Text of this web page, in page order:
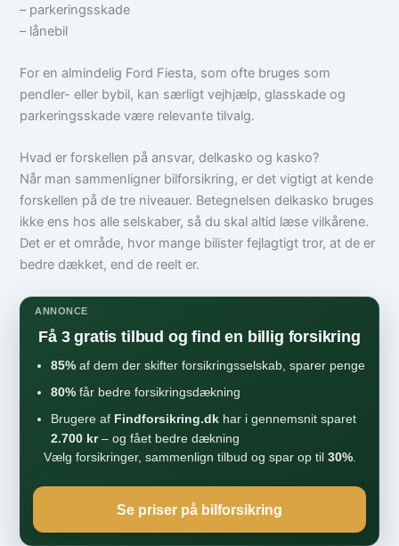
– parkeringsskade
– lånebil
For en almindelig Ford Fiesta, som ofte bruges som
pendler- eller bybil, kan særligt vejhjælp, glasskade og
parkeringsskade være relevante tilvalg.
Hvad er forskellen på ansvar, delkasko og kasko?
Når man sammenligner bilforsikring, er det vigtigt at kende
forskellen på de tre niveauer. Betegnelsen delkasko bruges
ikke ens hos alle selskaber, så du skal altid læse vilkårene.
Det er et område, hvor mange bilister fejlagtigt tror, at de er
bedre dækket, end de reelt er.
ANNONCE
Få 3 gratis tilbud og find en billig forsikring
85% af dem der skifter forsikringsselskab, sparer penge
80% får bedre forsikringsdækning
Brugere af Findforsikring.dk har i gennemsnit sparet
2.700 kr– og fået bedre dækning
Vælg forsikringer, sammenlign tilbud og spar op til 30%.
Se priser på bilforsikring